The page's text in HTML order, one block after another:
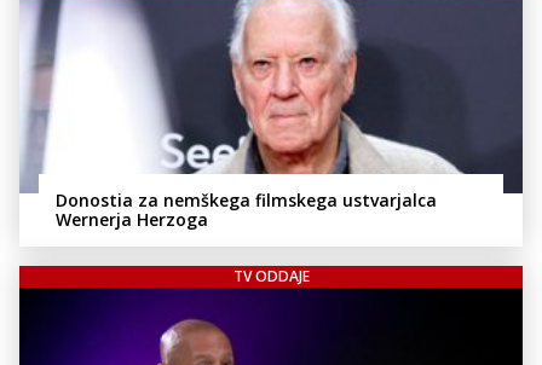
Donostia za nemškega filmskega ustvarjalca
Wernerja Herzoga
TV ODDAJE